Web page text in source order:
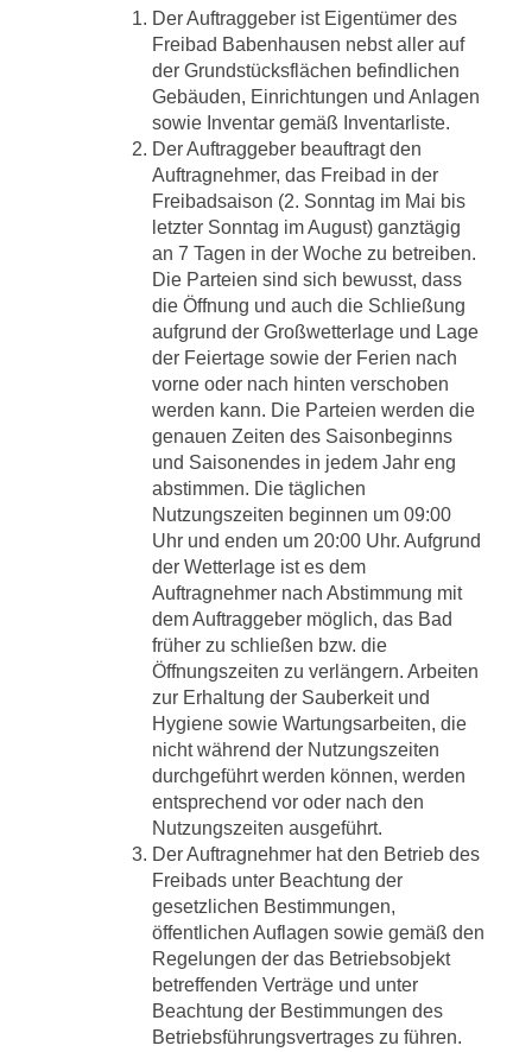
Der Auftraggeber ist Eigentümer des
Freibad Babenhausen nebst aller auf
der Grundstücksflächen befindlichen
Gebäuden, Einrichtungen und Anlagen
sowie Inventar gemäß Inventarliste.
Der Auftraggeber beauftragt den
Auftragnehmer, das Freibad in der
Freibadsaison (2. Sonntag im Mai bis
letzter Sonntag im August) ganztägig
an 7 Tagen in der Woche zu betreiben.
Die Parteien sind sich bewusst, dass
die Öffnung und auch die Schließung
aufgrund der Großwetterlage und Lage
der Feiertage sowie der Ferien nach
vorne oder nach hinten verschoben
werden kann. Die Parteien werden die
genauen Zeiten des Saisonbeginns
und Saisonendes in jedem Jahr eng
abstimmen. Die täglichen
Nutzungszeiten beginnen um 09:00
Uhr und enden um 20:00 Uhr. Aufgrund
der Wetterlage ist es dem
Auftragnehmer nach Abstimmung mit
dem Auftraggeber möglich, das Bad
früher zu schließen bzw. die
Öffnungszeiten zu verlängern. Arbeiten
zur Erhaltung der Sauberkeit und
Hygiene sowie Wartungsarbeiten, die
nicht während der Nutzungszeiten
durchgeführt werden können, werden
entsprechend vor oder nach den
Nutzungszeiten ausgeführt.
Der Auftragnehmer hat den Betrieb des
Freibads unter Beachtung der
gesetzlichen Bestimmungen,
öffentlichen Auflagen sowie gemäß den
Regelungen der das Betriebsobjekt
betreffenden Verträge und unter
Beachtung der Bestimmungen des
Betriebsführungsvertrages zu führen.